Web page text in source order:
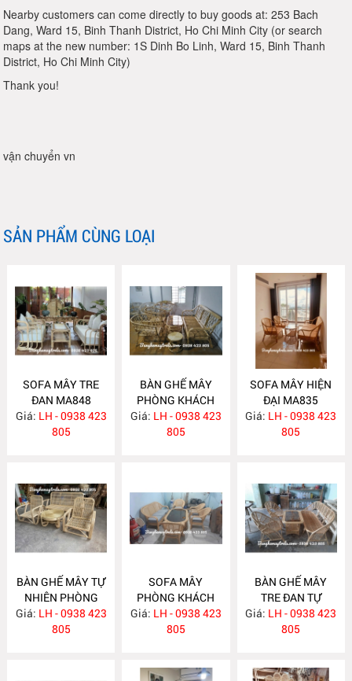
Nearby customers can come directly to buy goods at: 253 Bach
Dang, Ward 15, Binh Thanh District, Ho Chi Minh City (or search
maps at the new number: 1S Dinh Bo Linh, Ward 15, Binh Thanh
District, Ho Chi Minh City)
Thank you!
vận chuyển vn
SẢN PHẨM CÙNG LOẠI
SOFA MÂY TRE
ĐAN MA848
Giá: LH - 0938 423
805
BÀN GHẾ MÂY
PHÒNG KHÁCH
MA839
Giá: LH - 0938 423
805
SOFA MÂY HIỆN
ĐẠI MA835
Giá: LH - 0938 423
805
BÀN GHẾ MÂY TỰ
NHIÊN PHÒNG
KHÁCH MA834
Giá: LH - 0938 423
805
SOFA MÂY
PHÒNG KHÁCH
HIỆN ĐẠI MA833
Giá: LH - 0938 423
805
BÀN GHẾ MÂY
TRE ĐAN TỰ
NHIÊN MA832
Giá: LH - 0938 423
805